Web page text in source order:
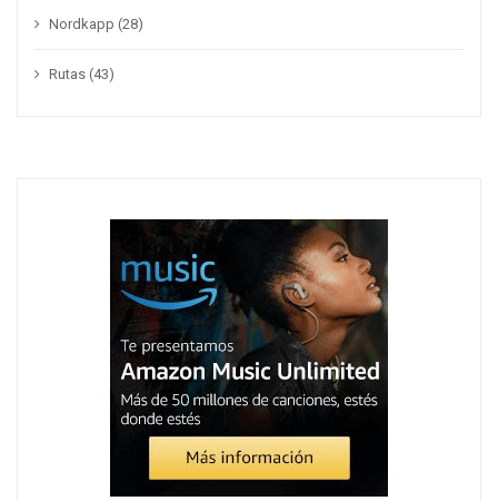
Nordkapp (28)
Rutas (43)